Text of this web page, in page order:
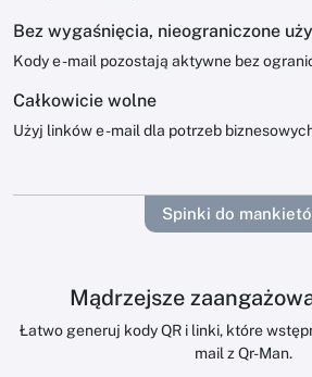
Bez wygaśnięcia, nieograniczone
Kody e -mail pozostają aktywne bez
Całkowicie wolne
Użyj linków e -mail dla potrzeb
Spinki do
Mądrzejsze
Łatwo generuj kody QR i linki, które
mail z Qr-Man.